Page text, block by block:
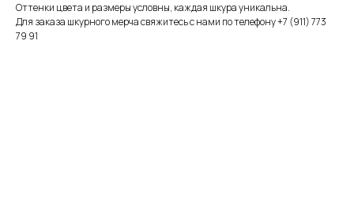
Оттенки цвета и размеры условны, каждая шкура уникальна.
Для заказа шкурного мерча свяжитесь с нами по телефону+7 (911) 773
79 91